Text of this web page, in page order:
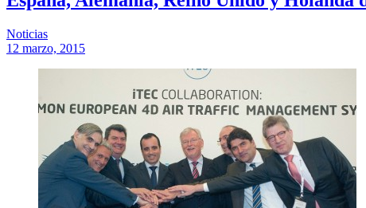
Noticias
12 marzo, 2015